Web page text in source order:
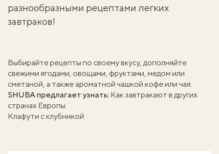
разнообразными рецептами легких
завтраков!
Выбирайте рецепты по своему вкусу, дополняйте
свежими ягодами, овощами, фруктами, медом или
сметаной, а также ароматной чашкой кофеили чая.
SHUBA предлагает узнать: Как завтракают в других
странах Европы
Клафути с клубникой